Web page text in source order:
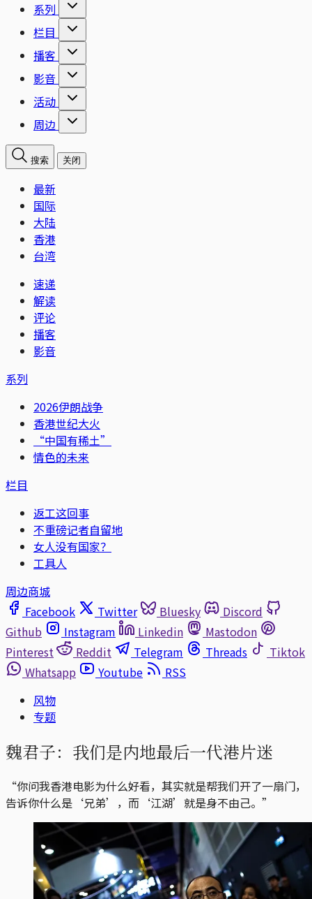
系列
栏目
播客
影音
活动
周边
搜索 关闭
最新
国际
大陆
香港
台湾
速递
解读
评论
播客
影音
系列
2026伊朗战争
香港世纪大火
“中国有稀土”
情色的未来
栏目
返工这回事
不重磅记者自留地
女人没有国家？
工具人
周边商城
Facebook
Twitter Bluesky
Discord
Github
Instagram Linkedin
Mastodon
Pinterest
Reddit Telegram Threads
Tiktok
Whatsapp
Youtube
RSS
风物
专题
魏君子：我们是内地最后一代港片迷
“你问我香港电影为什么好看，其实就是帮我们开了一扇门，
告诉你什么是‘兄弟’，而‘江湖’就是身不由己。”